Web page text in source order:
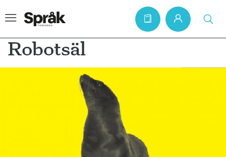
Robotsäl